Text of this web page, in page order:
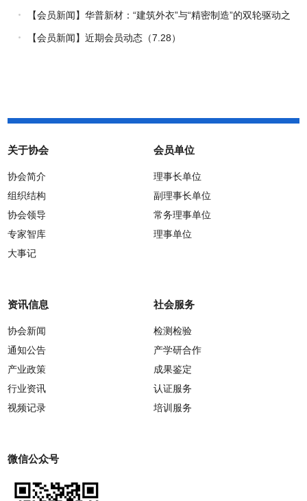
【会员新闻】华普新材：“建筑外衣”与“精密制造”的双轮驱动之
路
【会员新闻】近期会员动态（7.28）
关于协会
协会简介
组织结构
协会领导
专家智库
大事记
会员单位
理事长单位
副理事长单位
常务理事单位
理事单位
资讯信息
协会新闻
通知公告
产业政策
行业资讯
视频记录
社会服务
检测检验
产学研合作
成果鉴定
认证服务
培训服务
微信公众号